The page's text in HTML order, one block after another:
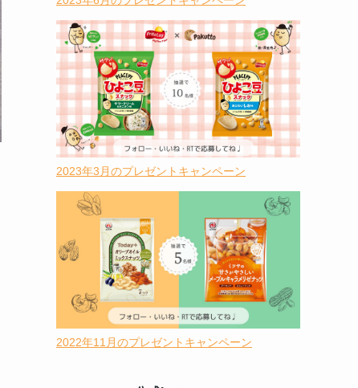
2023年3月のプレゼントキャンペーン
2022年11月のプレゼントキャンペーン